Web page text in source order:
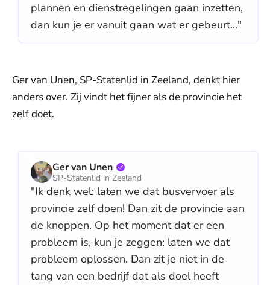
plannen en dienstregelingen gaan inzetten,
dan kun je er vanuit gaan wat er gebeurt..."
Ger van Unen, SP-Statenlid in Zeeland, denkt hier
anders over. Zij vindt het fijner als de provincie het
zelf doet.
Ger van Unen
SP-Statenlid in Zeeland
"Ik denk wel: laten we dat busvervoer als
provincie zelf doen! Dan zit de provincie aan
de knoppen. Op het moment dat er een
probleem is, kun je zeggen: laten we dat
probleem oplossen. Dan zit je niet in de
tang van een bedrijf dat als doel heeft